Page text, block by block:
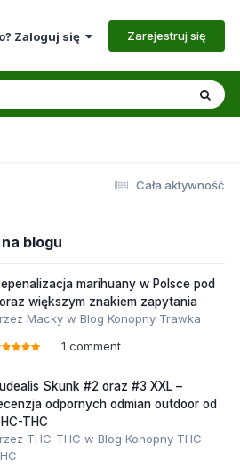
Zaloguj się Zarejestruj się
Cała aktywność
blogu
marihuany w Polsce pod
większym znakiem zapytania
Macky w Blog Konopny Trawka
1 comment
Skunk #2 oraz #3 XXL –
odpornych odmian outdoor od
THC
THC-THC w Blog Konopny THC-